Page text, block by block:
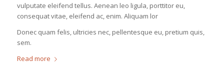
vulputate eleifend tellus. Aenean leo ligula, porttitor eu,
consequat vitae, eleifend ac, enim. Aliquam lor
Donec quam felis, ultricies nec, pellentesque eu, pretium quis,
sem.
Read more